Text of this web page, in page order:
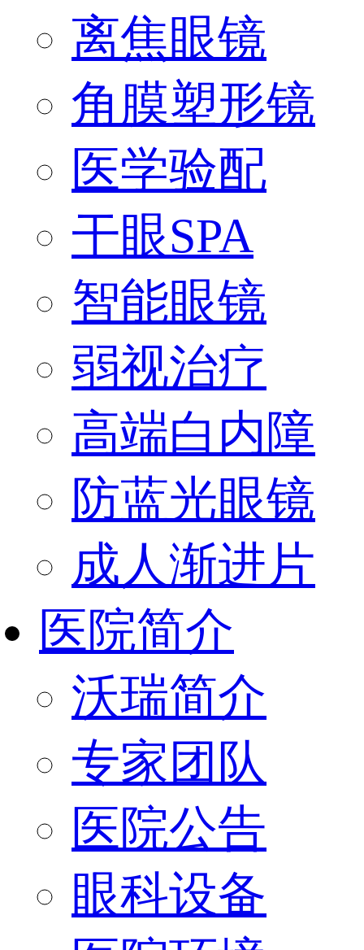
离焦眼镜
角膜塑形镜
医学验配
干眼SPA
智能眼镜
弱视治疗
高端白内障
防蓝光眼镜
成人渐进片
医院简介
沃瑞简介
专家团队
医院公告
眼科设备